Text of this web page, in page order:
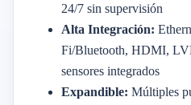
24/7 sin supervisión
Alta Integración:
Fi/Bluetooth, HDMI,
sensores integrados
Expandible: Múltiples